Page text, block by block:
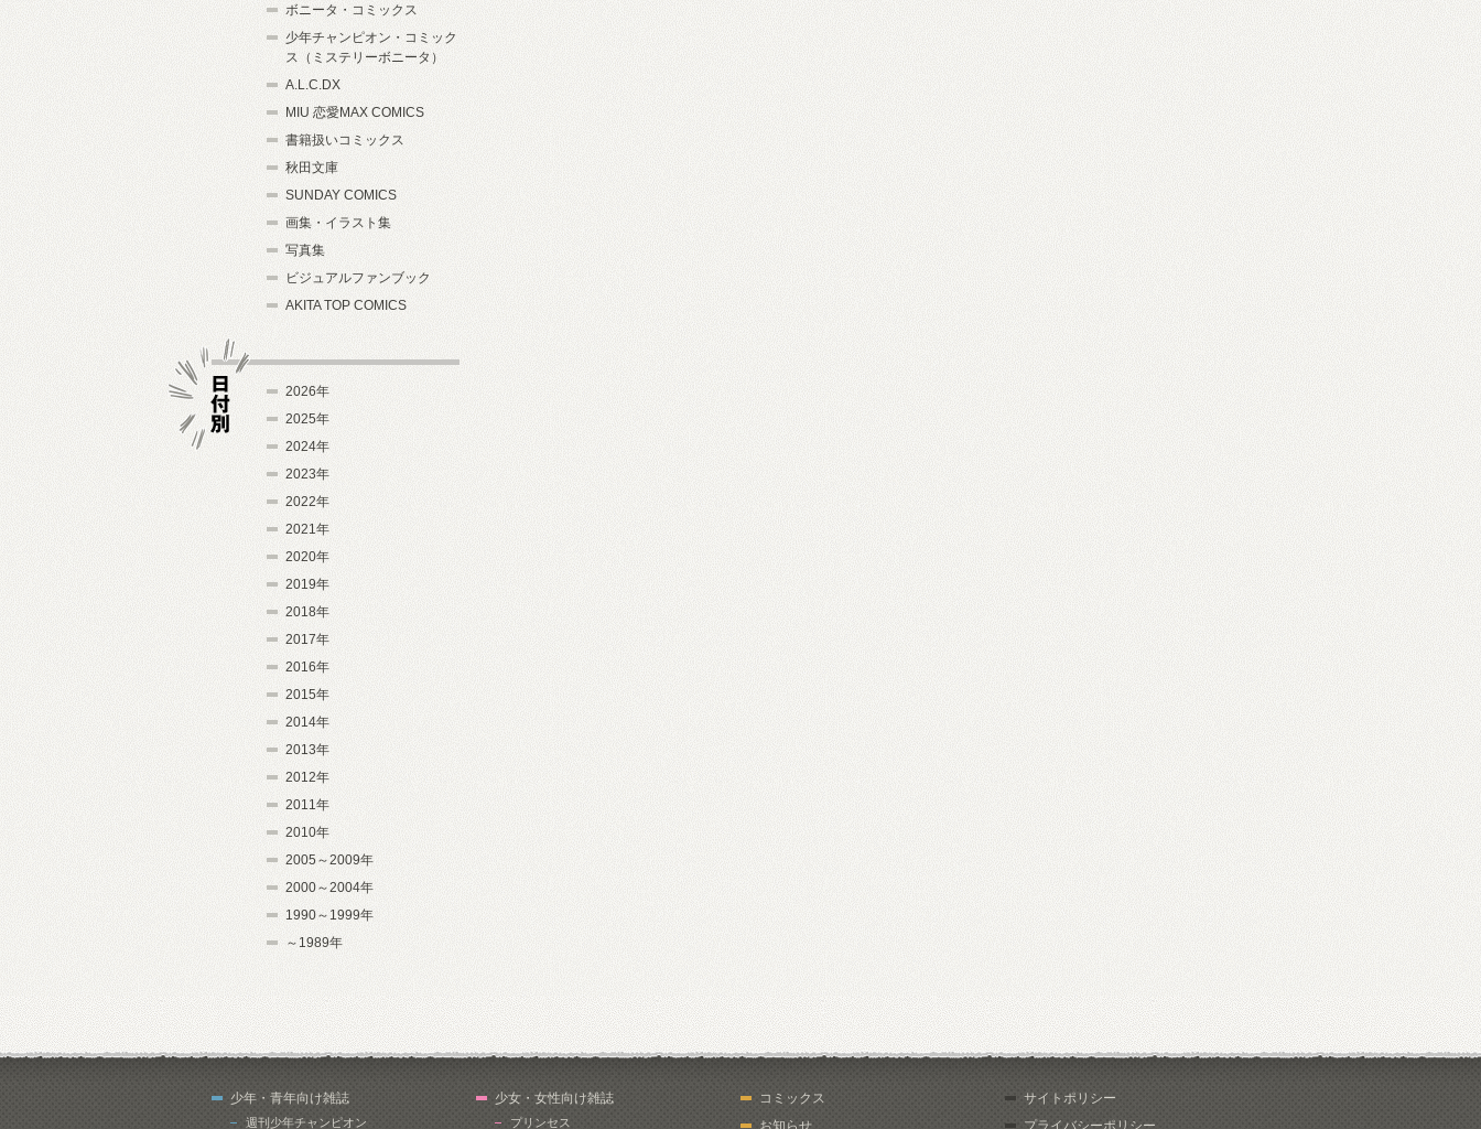
ボニータ・コミックス
少年チャンピオン・コミック
ス（ミステリーボニータ）
A.L.C.DX
MIU 恋愛MAX COMICS
書籍扱いコミックス
秋田文庫
SUNDAY COMICS
画集・イラスト集
写真集
ビジュアルファンブック
AKITA TOP COMICS
2026年
2025年
2024年
2023年
2022年
2021年
2020年
2019年
2018年
2017年
2016年
2015年
2014年
2013年
2012年
2011年
2010年
2005～2009年
2000～2004年
1990～1999年
～1989年
少年・青年向け雑誌
週刊少年チャンピオン
少女・女性向け雑誌
プリンセス
コミックス
お知らせ
サイトポリシー
プライバシーポリシー